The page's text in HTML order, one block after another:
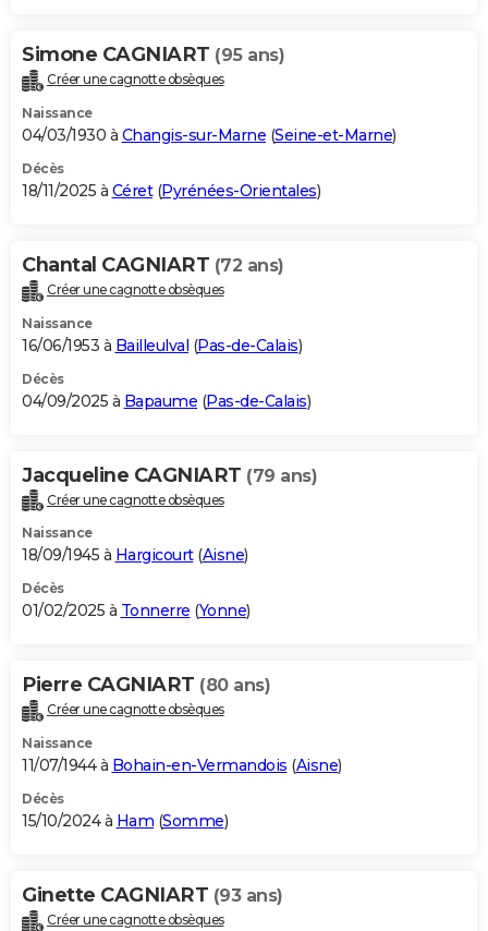
Bricolage
Lifestyle
Culture
Sport
Auto
Television
Voyage
Cinema
Simone CAGNIART (95 ans)
Créer une cagnotte obsèques
Naissance
04/03/1930 à Changis-sur-Marne (Seine-et-Marne)
Décès
18/11/2025 à Céret(Pyrénées-Orientales)
Chantal CAGNIART (72 ans)
Créer une cagnotte obsèques
Naissance
16/06/1953 à Bailleulval (Pas-de-Calais)
Décès
04/09/2025 à Bapaume (Pas-de-Calais)
Jacqueline CAGNIART (79 ans)
Créer une cagnotte obsèques
Naissance
18/09/1945 à Hargicourt(Aisne)
Décès
01/02/2025 à Tonnerre (Yonne)
Pierre CAGNIART (80 ans)
Créer une cagnotte obsèques
Naissance
11/07/1944 à Bohain-en-Vermandois (Aisne)
Décès
15/10/2024 à Ham (Somme)
Ginette CAGNIART (93 ans)
Créer une cagnotte obsèques